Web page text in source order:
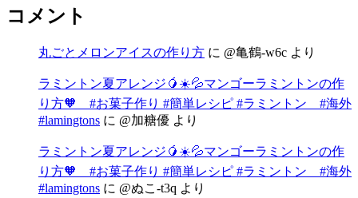
コメント
丸ごとメロンアイスの作り方 に @亀鶴-w6c より
ラミントン夏アレンジ🥭☀️💦マンゴーラミントンの作
り方🧡 #お菓子作り #簡単レシピ #ラミントン #海外
#lamingtons に @加糖優 より
ラミントン夏アレンジ🥭☀️💦マンゴーラミントンの作
り方🧡 #お菓子作り #簡単レシピ #ラミントン #海外
#lamingtons に @ぬこ-t3q より